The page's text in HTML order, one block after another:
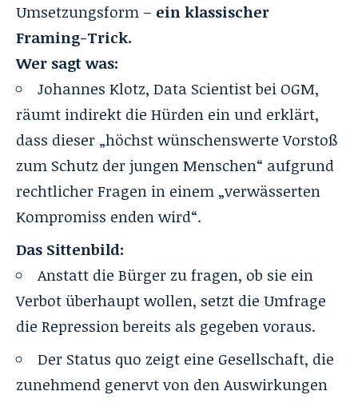
Umsetzungsform – ein klassischer
Framing-Trick.
Wer sagt was:
Johannes Klotz, Data Scientist bei OGM,
räumt indirekt die Hürden ein und erklärt,
dass dieser „höchst wünschenswerte Vorstoß
zum Schutz der jungen Menschen“ aufgrund
rechtlicher Fragen in einem „verwässerten
Kompromiss enden wird“.
Das Sittenbild:
Anstatt die Bürger zu fragen, ob sie ein
Verbot überhaupt wollen, setzt die Umfrage
die Repression bereits als gegeben voraus.
Der Status quo zeigt eine Gesellschaft, die
zunehmend genervt von den Auswirkungen